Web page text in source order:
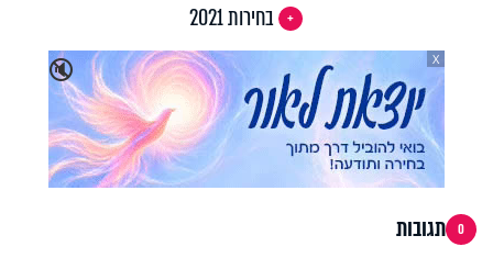
בחירות 2021
🔇
X
0 תגובות